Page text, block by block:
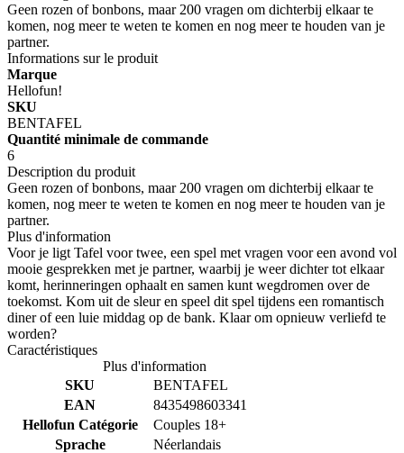
Geen rozen of bonbons, maar 200 vragen om dichterbij elkaar te
komen, nog meer te weten te komen en nog meer te houden van je
partner.
Informations sur le produit
Marque
Hellofun!
SKU
BENTAFEL
Quantité minimale de commande
6
Description du produit
Geen rozen of bonbons, maar 200 vragen om dichterbij elkaar te
komen, nog meer te weten te komen en nog meer te houden van je
partner.
Plus d'information
Voor je ligt Tafel voor twee, een spel met vragen voor een avond vol
mooie gesprekken met je partner, waarbij je weer dichter tot elkaar
komt, herinneringen ophaalt en samen kunt wegdromen over de
toekomst. Kom uit de sleur en speel dit spel tijdens een romantisch
diner of een luie middag op de bank. Klaar om opnieuw verliefd te
worden?
Caractéristiques
Plus d'information
SKU
BENTAFEL
EAN
8435498603341
Hellofun Catégorie
Couples 18+
Sprache
Néerlandais